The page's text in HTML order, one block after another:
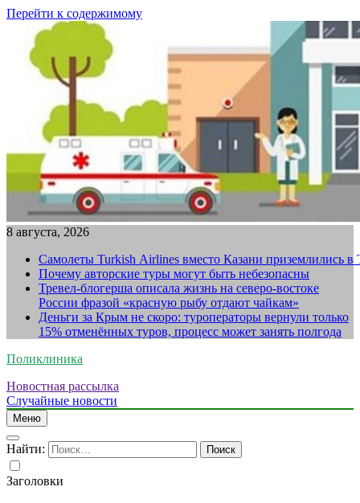
Перейти к содержимому
8 августа, 2026
Самолеты Turkish Airlines вместо Казани приземлились в
Почему авторские туры могут быть небезопасны
Тревел-блогерша описала жизнь на северо-востоке
России фразой «красную рыбу отдают чайкам»
Деньги за Крым не скоро: туроператоры вернули только
15% отменённых туров, процесс может занять полгода
Поликлиника
Новостная рассылка
Случайные новости
Меню
Найти:
Заголовки